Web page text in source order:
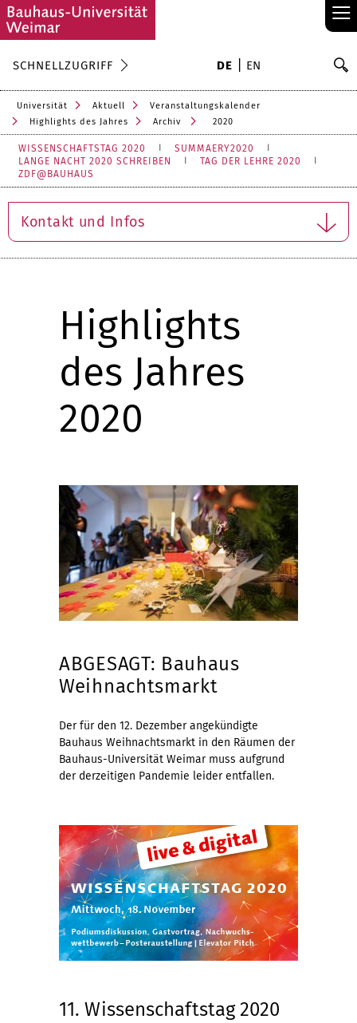
≡
SCHNELLZUGRIFF DE EN
Universität Aktuell
Veranstaltungskalender
Highlights des Jahres
Archiv 2020
WISSENSCHAFTSTAG 2020
SUMMAERY2020
LANGE NACHT 2020 SCHREIBEN
TAG DER LEHRE 2020
ZDF@BAUHAUS
Kontakt und Infos
Highlights
des Jahres
2020
ABGESAGT: Bauhaus
Weihnachtsmarkt
Der für den 12. Dezember angekündigte
Bauhaus Weihnachtsmarkt in den Räumen der
Bauhaus-Universität Weimar muss aufgrund
der derzeitigen Pandemie leider entfallen.
11. Wissenschaftstag 2020